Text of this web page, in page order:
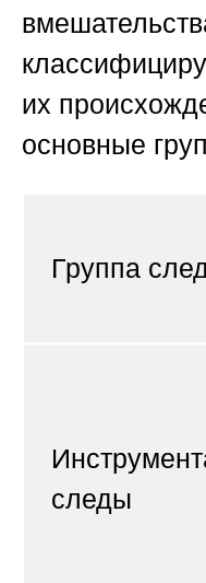
их
основные
Группа
следы